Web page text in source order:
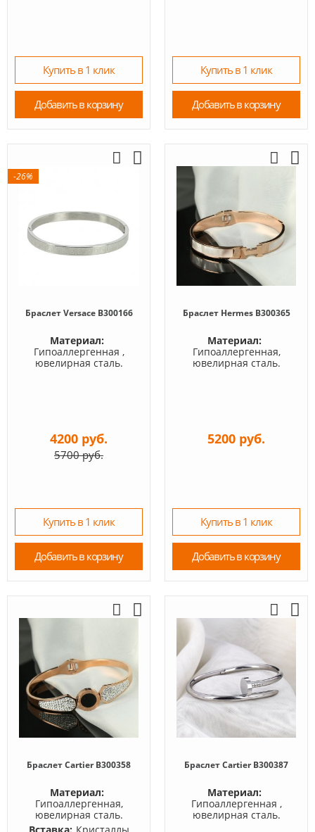
Купить в 1 клик
Добавить в корзину
Купить в 1 клик
Добавить в корзину
-26%
Браслет Versace B300166
Материал:
Гипоаллергенная ,
ювелирная сталь.
4200 руб.
5700 руб.
Купить в 1 клик
Добавить в корзину
Браслет Hermes B300365
Материал:
Гипоаллергенная,
ювелирная сталь.
5200 руб.
Купить в 1 клик
Добавить в корзину
Браслет Cartier B300358
Материал:
Гипоаллергенная,
ювелирная сталь.
Браслет Cartier B300387
Материал:
Гипоаллергенная ,
ювелирная сталь.